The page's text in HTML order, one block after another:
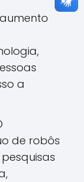
a
de robôs